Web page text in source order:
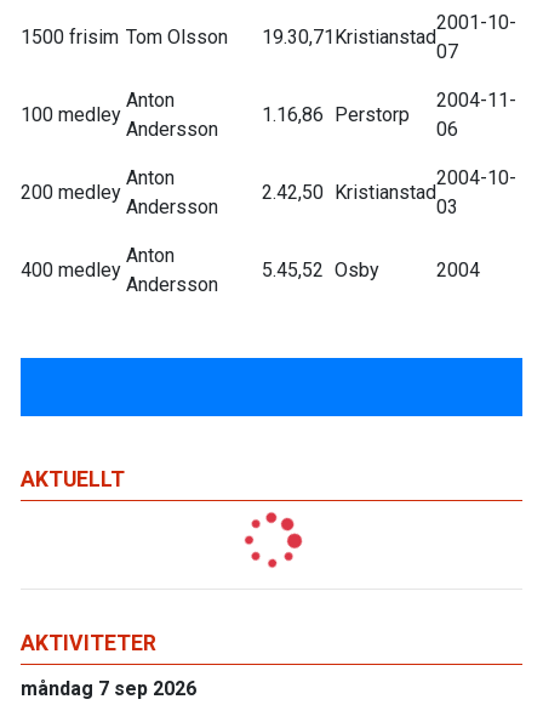
AKTUELLT
1500 frisim Tom Olsson 19.30,71Kristianstad
2001-10-
07
100 medley
Anton
Andersson
1.16,86 Perstorp
2004-11-
06
200 medley
Anton
Andersson
2.42,50 Kristianstad
2004-10-
03
400 medley
Anton
Andersson
5.45,52 Osby 2004
AKTIVITETER
måndag 7 sep 2026